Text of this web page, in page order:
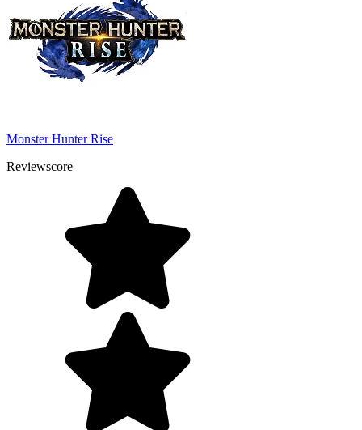
Monster Hunter Rise
Reviewscore